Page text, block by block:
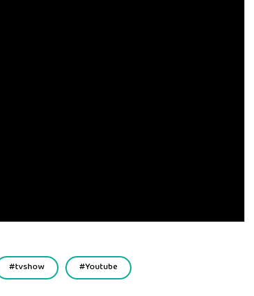
tvshow Youtube